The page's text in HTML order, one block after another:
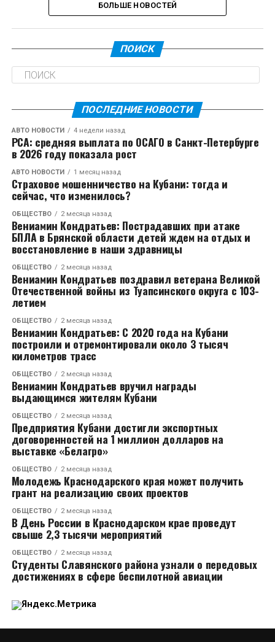
БОЛЬШЕ НОВОСТЕЙ
ПОИСК
ПОСЛЕДНИЕ НОВОСТИ
АВТО НОВОСТИ 4 недели назад
РСА: средняя выплата по ОСАГО в Санкт-Петербурге
в 2026 году показала рост
АВТО НОВОСТИ 1 месяц назад
Страховое мошенничество на Кубани: тогда и
сейчас, что изменилось?
ОБЩЕСТВО 2 месяца назад
Вениамин Кондратьев: Пострадавших при атаке
БПЛА в Брянской области детей ждем на отдых и
восстановление в наши здравницы
ОБЩЕСТВО 2 месяца назад
Вениамин Кондратьев поздравил ветерана Великой
Отечественной войны из Туапсинского округа с 103-
летием
ОБЩЕСТВО 2 месяца назад
Вениамин Кондратьев: С 2020 года на Кубани
построили и отремонтировали около 3 тысяч
километров трасс
ОБЩЕСТВО 2 месяца назад
Вениамин Кондратьев вручил награды
выдающимся жителям Кубани
ОБЩЕСТВО 2 месяца назад
Предприятия Кубани достигли экспортных
договоренностей на 1 миллион долларов на
выставке «Белагро»
ОБЩЕСТВО 2 месяца назад
Молодежь Краснодарского края может получить
грант на реализацию своих проектов
ОБЩЕСТВО 2 месяца назад
В День России в Краснодарском крае проведут
свыше 2,3 тысячи мероприятий
ОБЩЕСТВО 2 месяца назад
Студенты Славянского района узнали о передовых
достижениях в сфере беспилотной авиации